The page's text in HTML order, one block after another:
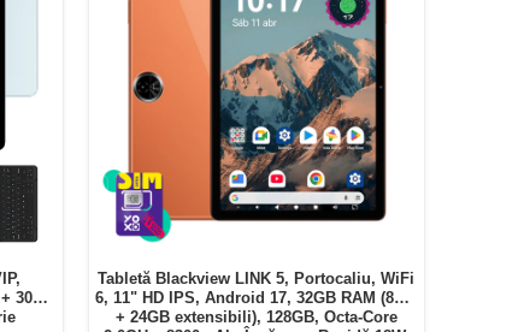
30GB
Tabletă Blackview LINK 5, Portocaliu, WiFi
6, 11" HD IPS, Android 17, 32GB RAM (8GB
+ 24GB extensibili), 128GB, Octa-Core